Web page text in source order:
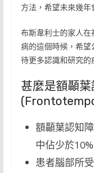
方法，希望未來幾年
布斯韋利士的家人
病的這個時候，希
待更多認識和研究的
甚麼是額顳
額顳葉認知
中佔少於10%
患者腦部所